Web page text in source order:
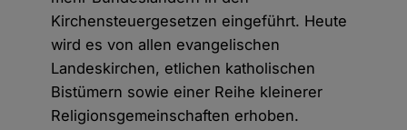
Kirchensteuergesetzen eingeführt. Heute
wird es von allen evangelischen
Landeskirchen, etlichen katholischen
Bistümern sowie einer Reihe kleinerer
Religionsgemeinschaften erhoben.